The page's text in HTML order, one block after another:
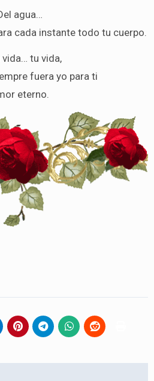
agua…
cada instante todo tu cuerpo.
vida… tu vida,
fuera yo para ti
eterno.